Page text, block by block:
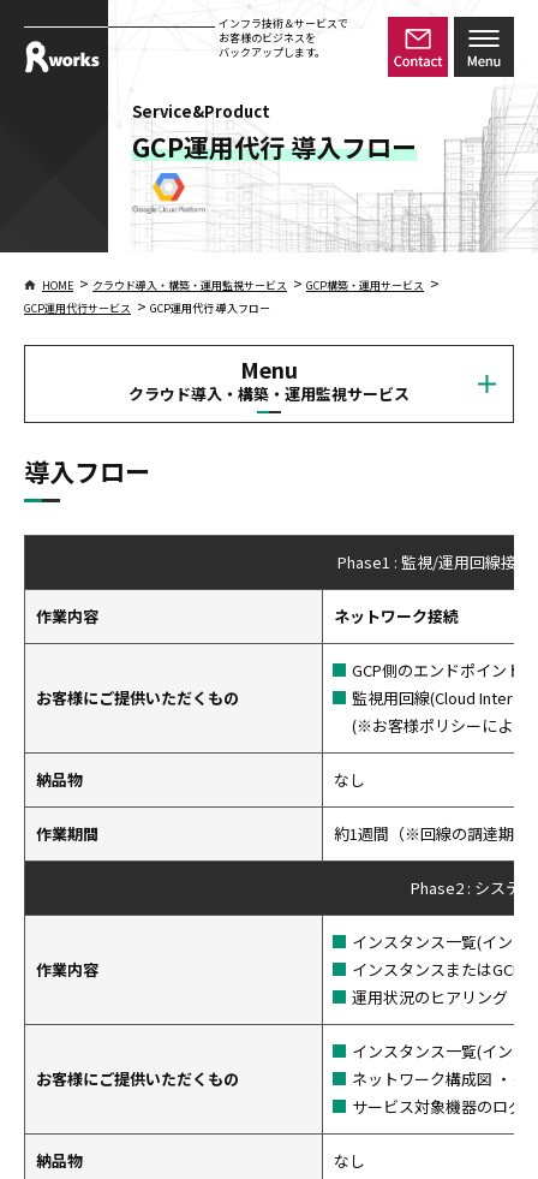
インフラ技術＆サービスで
お客様のビジネスを
バックアップします。
Service&Product
GCP運用代行 導入フロー
HOME > クラウド導入・構築・運用監視サービス > GCP構築・運用サービス >
GCP運用代行サービス > GCP運用代行 導入フロー
Menu
クラウド導入・構築・運用監視サービス
導入フロー
Phase1 : 監視/運用回線接
作業内容 ネットワーク接続
お客様にご提供いただくもの
GCP側のエンドポイント
監視用回線(Cloud
(※お客様ポリシーによる
納品物 なし
作業期間 約1週間（※回線の調達期間
Phase2 : システ
作業内容
インスタンス一覧(インス
インスタンスまたはGCP
運用状況のヒアリング（
お客様にご提供いただくもの
インスタンス一覧(インス
ネットワーク構成図 ・そ
サービス対象機器のログ
納品物 なし